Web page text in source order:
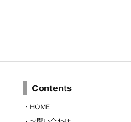
Contents
・ HOME